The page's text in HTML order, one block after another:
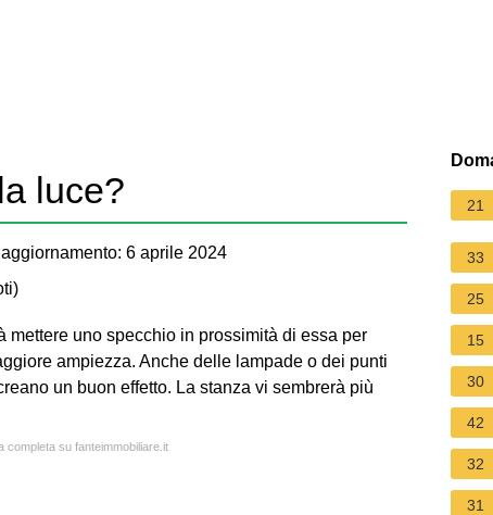
luce?
6 aprile 2024
)
mettere uno specchio in prossimità di essa per
ampiezza. Anche delle lampade o dei punti
un buon effetto. La stanza vi sembrerà più
completa su fanteimmobiliare.it
21
33
25
15
30
42
32
31